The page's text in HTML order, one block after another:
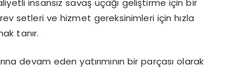
revsetleri ve hizmet gereksinimleri için hızla
tanır.
devam eden yatırımının bir parçası olarak